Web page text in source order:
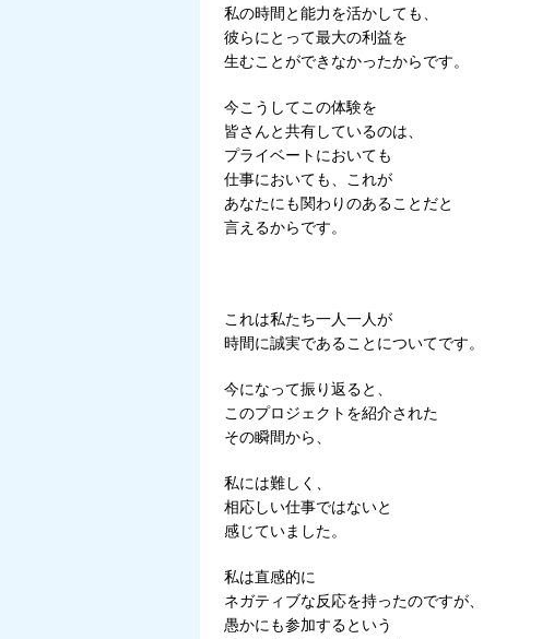
私の時間と能力を活かしても、
彼らにとって最大の利益を
生むことができなかったからです。
今こうしてこの体験を
皆さんと共有しているのは、
プライベートにおいても
仕事においても、これが
あなたにも関わりのあることだと
言えるからです。
これは私たち一人一人が
時間に誠実であることについてです。
今になって振り返ると、
このプロジェクトを紹介された
その瞬間から、
私には難しく、
相応しい仕事ではないと
感じていました。
私は直感的に
ネガティブな反応を持ったのですが、
愚かにも参加するという